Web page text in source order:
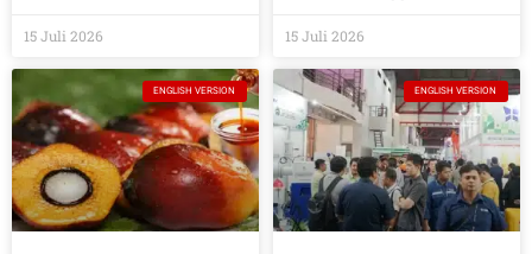
15 Juli 2026
Directors At The 2026 AGM
15 Juli 2026
ENGLISH VERSION ENGLISH VERSION